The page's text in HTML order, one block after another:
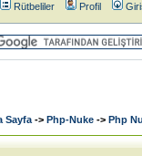
Rütbeliler Profil
Sayfa -> Php-Nuke -> Php